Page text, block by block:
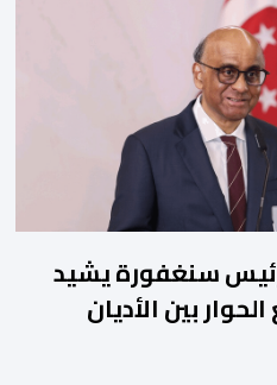
لتقديم الإضافة المرجوة في
​وجاء هذا التعاقد بعد أداء لافت
سنغفورة يشيد
بين الأديان